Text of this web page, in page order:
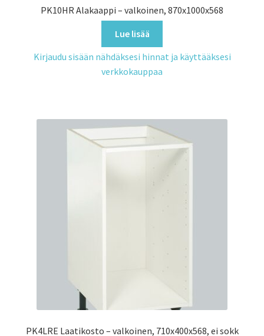
PK10HR Alakaappi – valkoinen, 870x1000x568
Lue lisää
Kirjaudu sisään nähdäksesi hinnat ja käyttääksesi
verkkokauppaa
PK4LRE Laatikosto – valkoinen, 710x400x568, ei sokk